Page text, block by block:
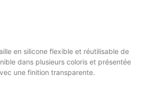
en silicone flexible et réutilisable de
dans plusieurs coloris et présentée
une finition transparente.